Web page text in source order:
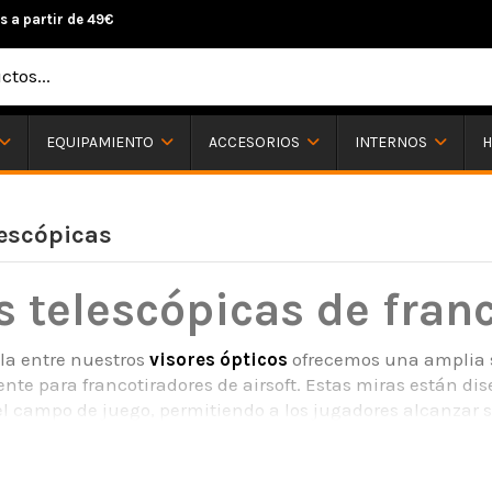
a partir de 49€
EQUIPAMIENTO ACCESORIOS INTERNOS
telescópicas de
entre nuestros visores ópticos ofrecemos una amplia
para francotiradores de airsoft. Estas miras están
campo de juego, permitiendo a los jugadores